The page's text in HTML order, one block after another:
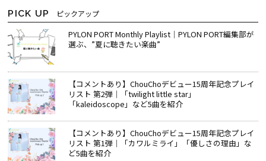
PICK UP ピックアップ
PYLON PORT Monthly Playlist│PYLON PORT編集部が
選ぶ、”夏に聴きたい楽曲”
【コメントあり】ChouChoデビュー15周年記念プレイ
リスト 第2弾｜「twilight little star」
「kaleidoscope」など5曲を紹介
【コメントあり】ChouChoデビュー15周年記念プレイ
リスト 第1弾｜「カワルミライ」「優しさの理由」な
ど5曲を紹介